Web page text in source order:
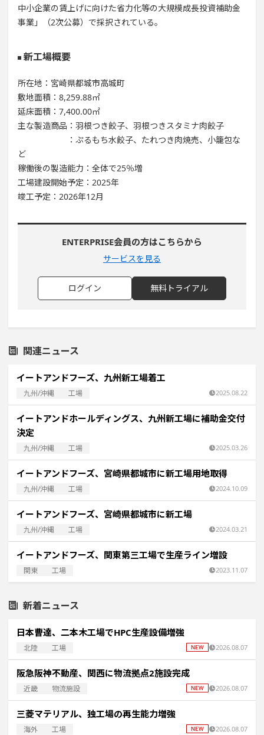
中小企業の賃上げに向けた省力化等の大規模成長投資補助金
事業」（2次公募）で採択されている。
新工場概要
所在地：宮崎県都城市高城町
敷地面積：8,259.88㎡
延床面積：7,400.00㎡
主な製造商品：羽根つき餃子、羽根つきスタミナ肉餃子
：ぷるもち水餃子、たれつき肉焼売、小籠包な
ど
稼働後の製造能力：全体で25％増
工場建設開始予定：2025年
竣工予定：2026年12月
ENTERPRISE会員の方はこちらから
サービスを見る
ログイン 無料トライアル
関連ニュース
イートアンドフーズ、九州新工場着工
九州/沖縄 工場 2025.08.22
イートアンドホールディングス、九州新工場に補助金交付
決定
九州/沖縄 工場 2025.03.26
イートアンドフーズ、宮崎県都城市に新工場用地取得
九州/沖縄 工場 2024.10.09
イートアンドフーズ、宮崎県都城市に新工場
九州/沖縄 工場 2024.03.21
イートアンドフーズ、関東第三工場で生産ライン増設
関東 工場 2023.11.07
新着ニュース
日本曹達、二本木工場でHPC生産設備増強
北陸 工場 2026.08.07
阪急阪神不動産、関西に物流拠点2施設完成
近畿 物流施設 2026.08.07
三菱マテリアル、独工場の再生能力増強
海外 工場 2026.08.07